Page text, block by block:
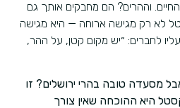
וההרים? הם מחבקים אותך גם
לא רק מגישה ארוחה — היא מגישה
לחברים: ״יש מקום קטן, על ההר,
מסעדה טובה בהרי ירושלים? זו
היא ההוכחה שאין צורך